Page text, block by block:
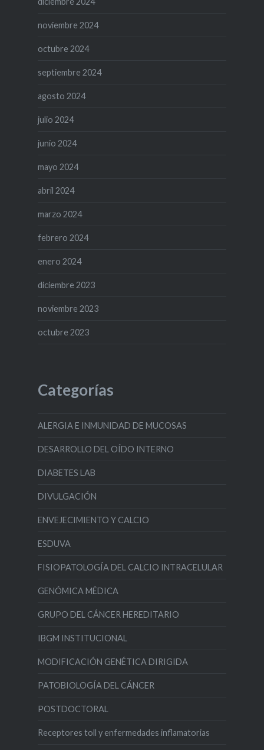
noviembre 2024
octubre 2024
septiembre 2024
agosto 2024
julio 2024
junio 2024
mayo 2024
abril 2024
marzo 2024
febrero 2024
enero 2024
diciembre 2023
noviembre 2023
octubre 2023
Categorías
ALERGIA E INMUNIDAD DE MUCOSAS
DESARROLLO DEL OÍDO INTERNO
DIABETES LAB
DIVULGACIÓN
ENVEJECIMIENTO Y CALCIO
ESDUVA
FISIOPATOLOGÍA DEL CALCIO INTRACELULAR
GENÓMICA MÉDICA
GRUPO DEL CÁNCER HEREDITARIO
IBGM INSTITUCIONAL
MODIFICACIÓN GENÉTICA DIRIGIDA
PATOBIOLOGÍA DEL CÁNCER
POSTDOCTORAL
Receptores toll y enfermedades inflamatorias